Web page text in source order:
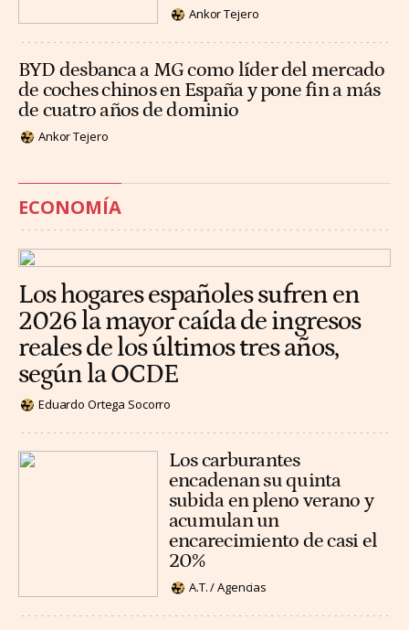
Ankor Tejero
BYD desbanca a MG como líder del mercado
de coches chinos en España y pone fin a más
de cuatro años de dominio
Ankor Tejero
ECONOMÍA
Los hogares españoles sufren en
2026 la mayor caída de ingresos
reales de los últimos tres años,
según la OCDE
Eduardo Ortega Socorro
Los carburantes
encadenan su quinta
subida en pleno verano y
acumulan un
encarecimiento de casi el
20%
A.T. / Agencias